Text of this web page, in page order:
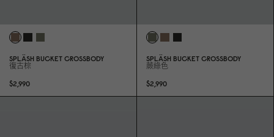
SPLÄSH BUCKET CROSSBODY
復古棕
$2,990
SPLÄSH BUCKET CROSSBODY
蕨綠色
$2,990